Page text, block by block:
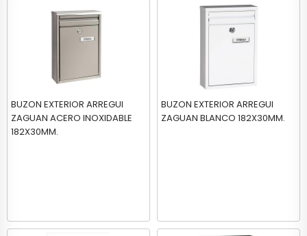
BUZON EXTERIOR ARREGUI
ZAGUAN ACERO INOXIDABLE
182X30MM.
BUZON EXTERIOR ARREGUI
ZAGUAN BLANCO 182X30MM.